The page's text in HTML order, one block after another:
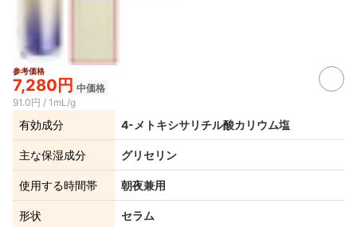
参考価格
7,280円 中価格
91.0円 / 1mL/g
有効成分 4-メトキシサリチル酸カリウム塩
主な保湿成分 グリセリン
使用する時間帯 朝夜兼用
形状 セラム